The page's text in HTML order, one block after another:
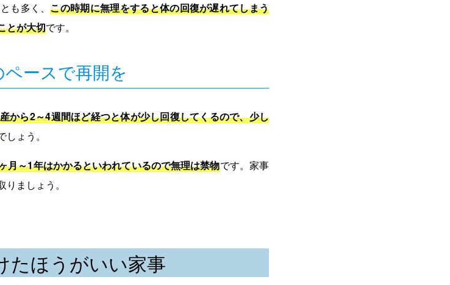
も多く、この時期に無理をすると体の回復が遅れてしまう
とが大切です。
ペースで再開を
から2～4週間ほど経つと体が少し回復してくるので、少し
しょう。
月～1年はかかるといわれているので無理は禁物です。家事
ましょう。
たほうがいい家事